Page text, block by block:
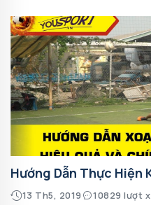
Hướng Dẫn Thực Hiện
13 Th5, 2019 10829 lượt